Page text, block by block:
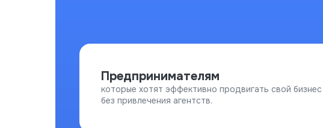
Предпринимателям
которые хотят эффективно продвигать свой бизнес
без привлечения агентств.